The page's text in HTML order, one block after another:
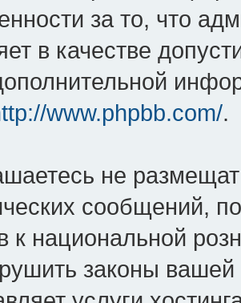
за то, что
в качестве
www.phpbb.com/.
не
сообщений,
к национальной
законы